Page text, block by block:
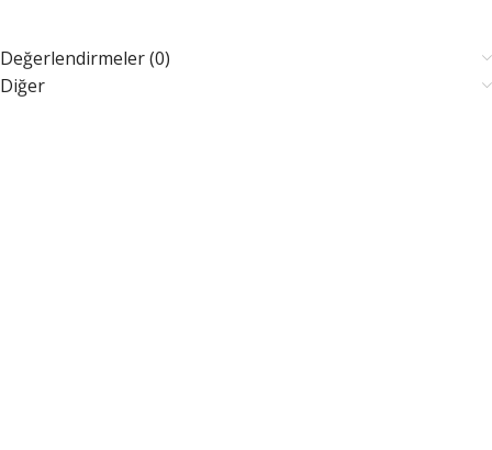
Değerlendirmeler (0)
Diğer